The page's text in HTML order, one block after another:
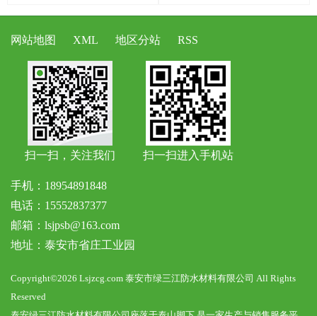
网站地图 XML 地区分站 RSS
扫一扫，关注我们 扫一扫进入手机站
手机：18954891848
电话：15552837377
邮箱：lsjpsb@163.com
地址：泰安市省庄工业园
Copyright©2026 Lsjzcg.com 泰安市绿三江防水材料有限公司 All Rights
Reserved